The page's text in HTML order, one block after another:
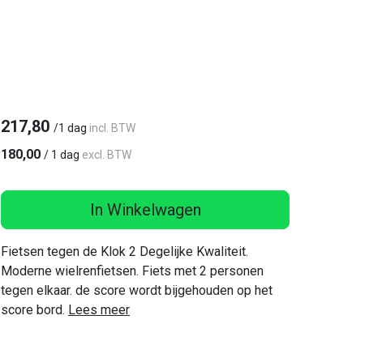
217,80 /1 dag incl. BTW
180,00 / 1 dag excl. BTW
In Winkelwagen
Fietsen tegen de Klok 2 Degelijke Kwaliteit.
Moderne wielrenfietsen. Fiets met 2 personen
tegen elkaar. de score wordt bijgehouden op het
score bord. Lees meer